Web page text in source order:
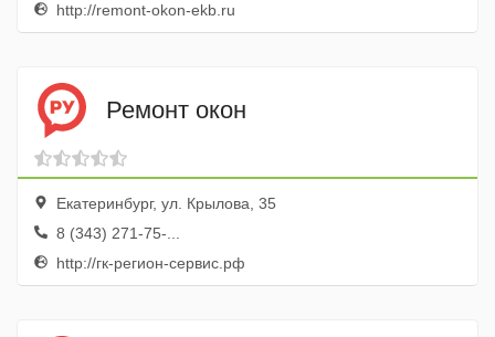
http://remont-okon-ekb.ru
Ремонт окон
Екатеринбург, ул. Крылова, 35
8 (343) 271-75-...
http://гк-регион-сервис.рф